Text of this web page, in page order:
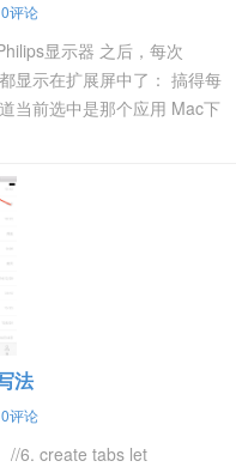
0评论
显示器 之后，每次
显示在扩展屏中了： 搞得每
当前选中是那个应用 Mac下
法
0评论
//6. create tabs let